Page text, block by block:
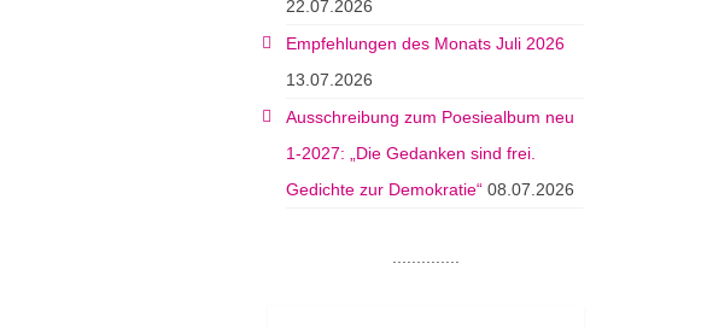
22.07.2026
Empfehlungen des Monats Juli 2026
13.07.2026
Ausschreibung zum Poesiealbum neu
1-2027: „Die Gedanken sind frei.
Gedichte zur Demokratie“ 08.07.2026